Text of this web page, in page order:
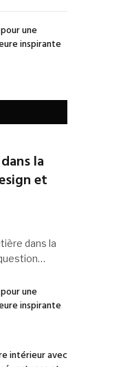
une
inspirante
la
et
dans la
une
inspirante
intérieur avec